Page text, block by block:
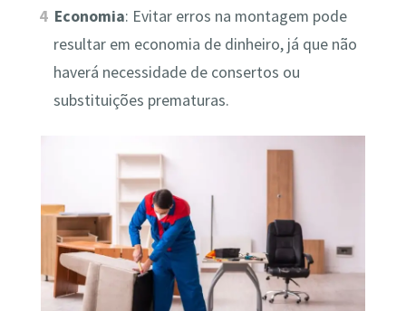
Economia: Evitar erros na montagem pode
resultar em economia de dinheiro, já que não
haverá necessidade de consertos ou
substituições prematuras.